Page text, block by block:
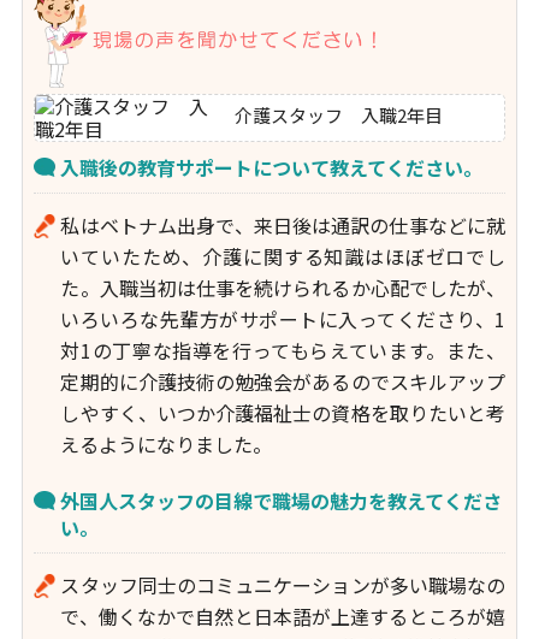
介護スタッフ 入職2年目
入職後の教育サポートについて教えてください。
私はベトナム出身で、来日後は通訳の仕事などに就
いていたため、介護に関する知識はほぼゼロでし
た。入職当初は仕事を続けられるか心配でしたが、
いろいろな先輩方がサポートに入ってくださり、1
対1の丁寧な指導を行ってもらえています。また、
定期的に介護技術の勉強会があるのでスキルアップ
しやすく、いつか介護福祉士の資格を取りたいと考
えるようになりました。
外国人スタッフの目線で職場の魅力を教えてくださ
い。
スタッフ同士のコミュニケーションが多い職場なの
で、働くなかで自然と日本語が上達するところが嬉